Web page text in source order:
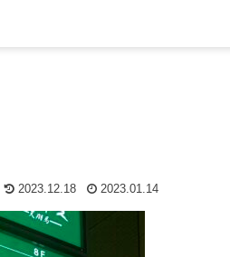
2023.12.18 2023.01.14